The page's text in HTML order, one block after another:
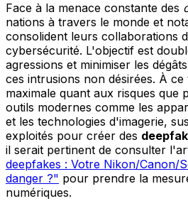
Face à la menace constante des
nations à travers le monde et
consolident leurs collaborations
cybersécurité. L'objectif est
agressions et minimiser les
ces intrusions non désirées. À
maximale quant aux risques que
outils modernes comme les
et les technologies d'imagerie,
exploités pour créer des
il serait pertinent de consulter
deepfakes : Votre Nikon/Canon/
danger ?" pour prendre la
numériques.